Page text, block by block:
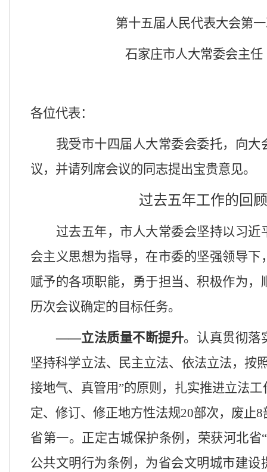
第十五届人民代表大会第
石家庄市人大常委会主任
各位代表：
我受市十四届人大常委会委托，向大
议，并请列席会议的同志提出宝贵意见。
过去五年工作的回顾
过去五年，市人大常委会坚持以习近
会主义思想为指导，在市委的坚强领导下
赋予的各项职能，勇于担当、积极作为，
历次会议确定的目标任务。
——立法质量不断提升。认真贯彻落
坚持科学立法、民主立法、依法立法，按
接地气、真管用”的原则，扎实推进立法
定、修订、修正地方性法规20部次，废止
省第一。正定古城保护条例，荣获河北省
公共文明行为条例，为省会文明城市建设